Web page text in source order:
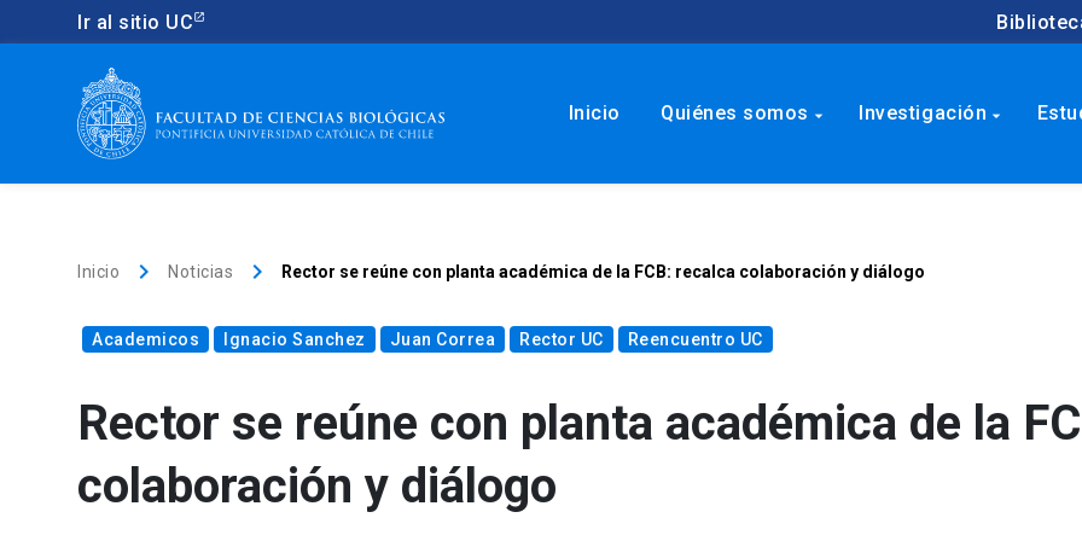
Ir al sitio UC
Inicio Quiénes somos arrow_drop_down Investigación arrow_drop_down
Inicio keyboard_arrow_right Noticias keyboard_arrow_right Rector se reúne con planta académica de la FCB: recalca colaboración y diálogo
Academicos Ignacio Sanchez Juan Correa Rector UC Reencuentro UC
Rector se reúne con planta académica de la
colaboración y diálogo